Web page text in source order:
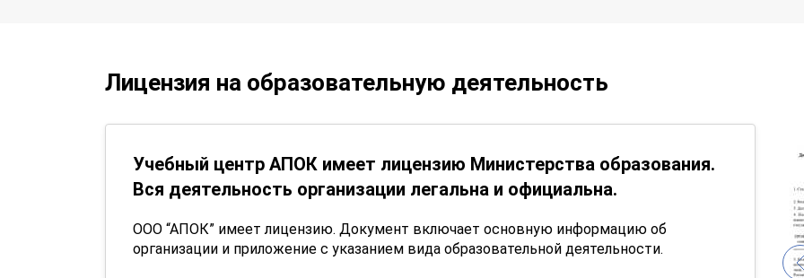
Лицензия на образовательную деятельность
Учебный центр АПОК имеет лицензию Министерства образования.
Вся деятельность организации легальна и официальна.
ООО “АПОК” имеет лицензию. Документ включает основную информацию об
организации и приложение с указанием вида образовательной деятельности.